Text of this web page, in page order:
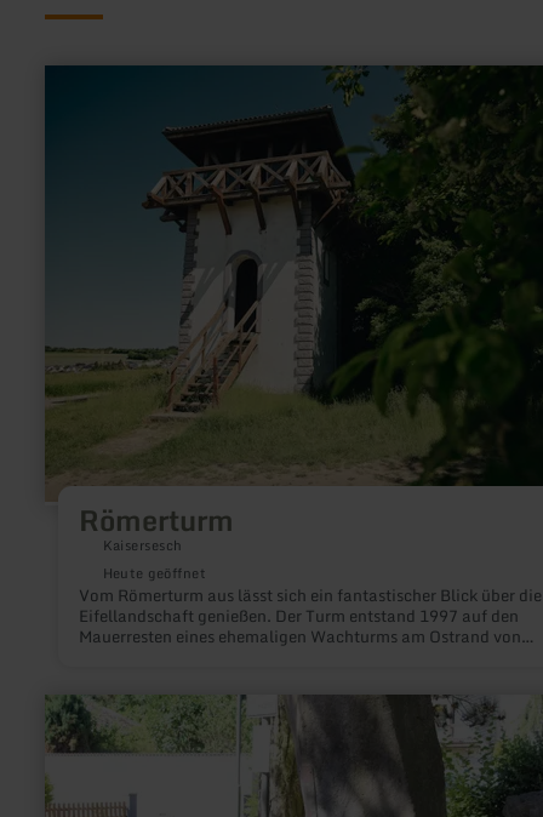
Römerturm
Kaisersesch
Heute geöffnet
Vom Römerturm aus lässt sich ein fantastischer Blick über die
Eifellandschaft genießen. Der Turm entstand 1997 auf den
Mauerresten eines ehemaligen Wachturms am Ostrand von
mehr
erfahren
zu:
Sauerbrunnen
"Brünnchen"